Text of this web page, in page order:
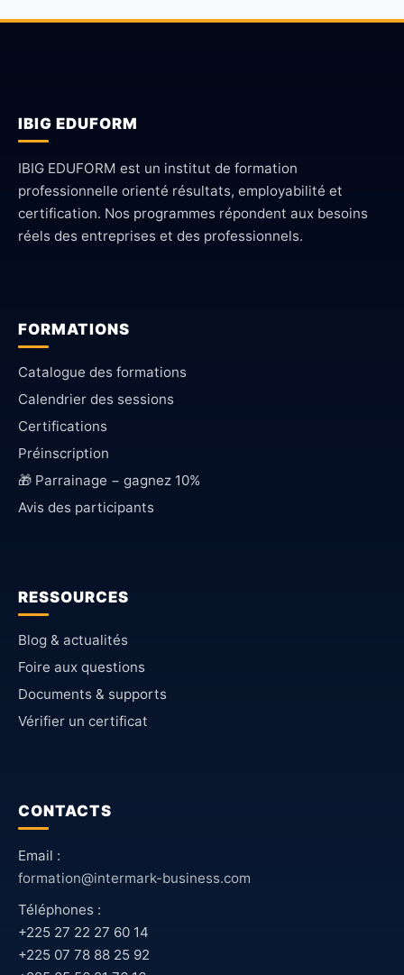
IBIG EDUFORM
IBIG EDUFORM est un institut de formation
professionnelle orienté résultats, employabilité et
certification. Nos programmes répondent aux besoins
réels des entreprises et des professionnels.
FORMATIONS
Catalogue des formations
Calendrier des sessions
Certifications
Préinscription
🎁 Parrainage − gagnez 10%
Avis des participants
RESSOURCES
Blog & actualités
Foire aux questions
Documents & supports
Vérifier un certificat
CONTACTS
Email :
formation@intermark-business.com
Téléphones :
+225 27 22 27 60 14
+225 07 78 88 25 92